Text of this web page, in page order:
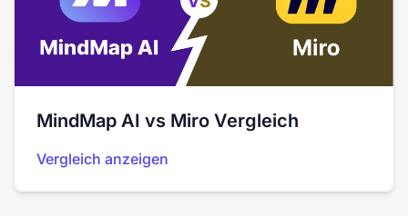
MindMap AI vs Miro Vergleich
Vergleich anzeigen